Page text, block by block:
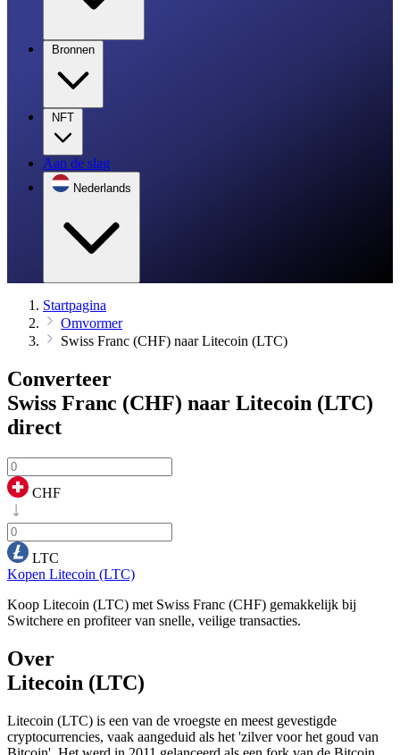
Bronnen
NFT
Aan de slag
Nederlands
Startpagina
Omvormer
Swiss Franc (CHF) naar Litecoin (LTC)
Converteer
Swiss Franc (CHF) naar Litecoin (LTC)
direct
CHF
LTC
Kopen Litecoin (LTC)
Koop Litecoin (LTC) met Swiss Franc (CHF) gemakkelijk bij
Switchere en profiteer van snelle, veilige transacties.
Over
Litecoin (LTC)
Litecoin (LTC) is een van de vroegste en meest gevestigde
cryptocurrencies, vaak aangeduid als het 'zilver voor het goud van